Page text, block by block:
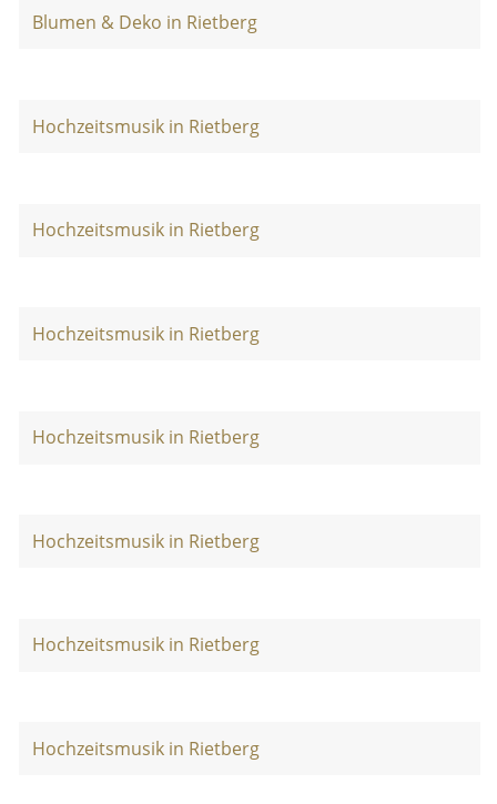
Blumen & Deko in Rietberg
Hochzeitsmusik in Rietberg
Hochzeitsmusik in Rietberg
Hochzeitsmusik in Rietberg
Hochzeitsmusik in Rietberg
Hochzeitsmusik in Rietberg
Hochzeitsmusik in Rietberg
Hochzeitsmusik in Rietberg